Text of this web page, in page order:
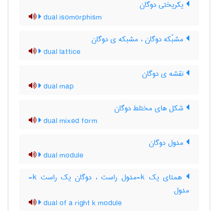
یکریختی دوگان
dual isomorphism
مشبّکه دوگان ، مشبکه ی دوگان
dual lattice
نقشه ی دوگان
dual map
شکل های مختلط دوگان
dual mixed form
مدول دوگان
dual module
همتای یک k-مدول راست ، دوگان یک راست k-
مدول
dual of a right k module